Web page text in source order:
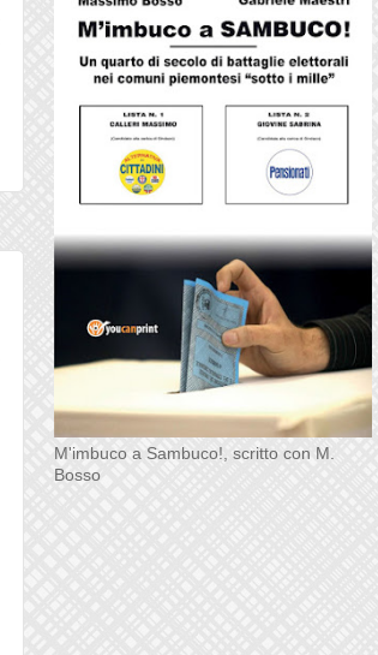
M'imbuco a Sambuco!, scritto con M.
Bosso